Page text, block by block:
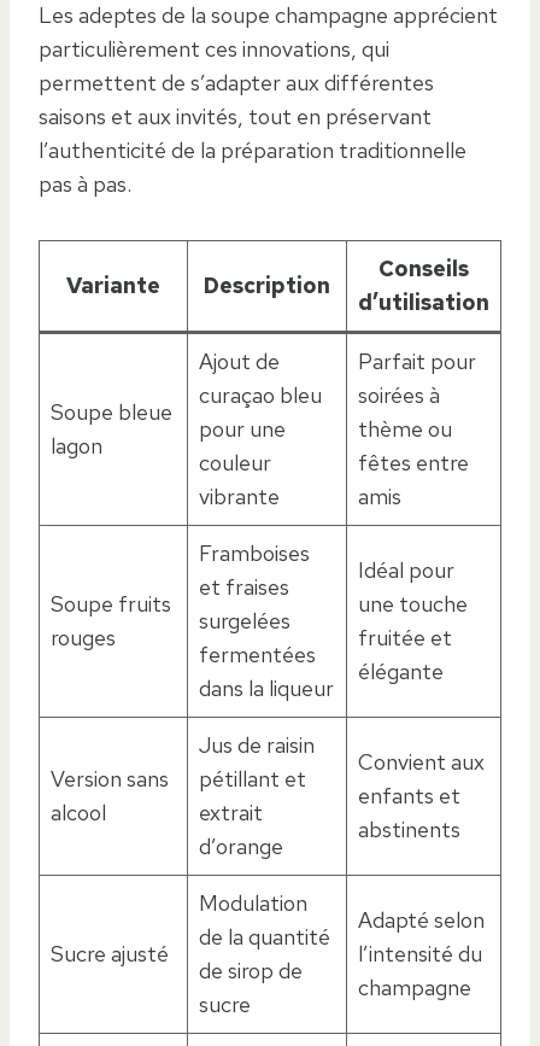
Les adeptes de la soupe champagne apprécient
particulièrement ces innovations, qui
permettent de s’adapter aux différentes
saisons et aux invités, tout en préservant
l’authenticité de la préparation traditionnelle
pas à pas.
Variante Description
Conseils
d’utilisation
Soupe bleue
lagon
Ajout de
curaçao bleu
pour une
couleur
vibrante
Parfait pour
soirées à
thème ou
fêtes entre
amis
Soupe fruits
rouges
Framboises
et fraises
surgelées
fermentées
dans la liqueur
Idéal pour
une touche
fruitée et
élégante
Version sans
alcool
Jus de raisin
pétillant et
extrait
d’orange
Convient aux
enfants et
abstinents
Sucre ajusté
Modulation
de la quantité
de sirop de
sucre
Adapté selon
l’intensité du
champagne